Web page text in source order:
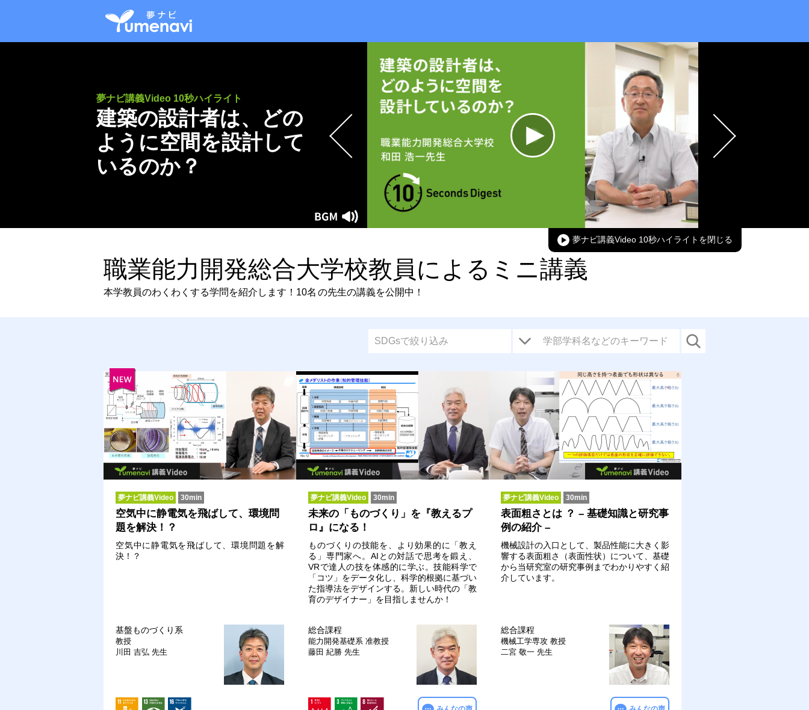
夢ナビ講義Video 10秒ハイライト
建築の設計者は、どの
ように空間を設計して
いるのか？
夢ナビ講義Video 10秒ハイライト
職業能力開発総合大学校教員によるミニ講義
本学教員のわくわくする学問を紹介します！ 10名 の先生の講義を公開中！
SDGsで絞り込み
夢ナビ講義Video 30min
空気中に静電気を飛ばして、環境問
題を解決！？
空気中に静電気を飛ばして、環境問題を解
決！？
基盤ものづくり系
教授
川田 吉弘 先生
夢ナビ講義Video 30min
未来の「ものづくり」を『教えるプ
ロ』になる！
ものづくりの技能を、より効果的に「教え
る」専門家へ。AIとの対話で思考を鍛え、
VRで達人の技を体感的に学ぶ。技能科学で
「コツ」をデータ化し、科学的根拠に基づい
た指導法をデザインする。新しい時代の「教
育のデザイナー」を目指しませんか！
総合課程
能力開発基礎系 准教授
藤田 紀勝 先生
夢ナビ講義Video 30min
表面粗さとは ？ – 基礎知識と研究事
例の紹介 –
機械設計の入口として、製品性能に大きく影
響する表面粗さ（表面性状）について、基礎
から当研究室の研究事例までわかりやすく紹
介しています。
総合課程
機械工学専攻 教授
二宮 敬一 先生